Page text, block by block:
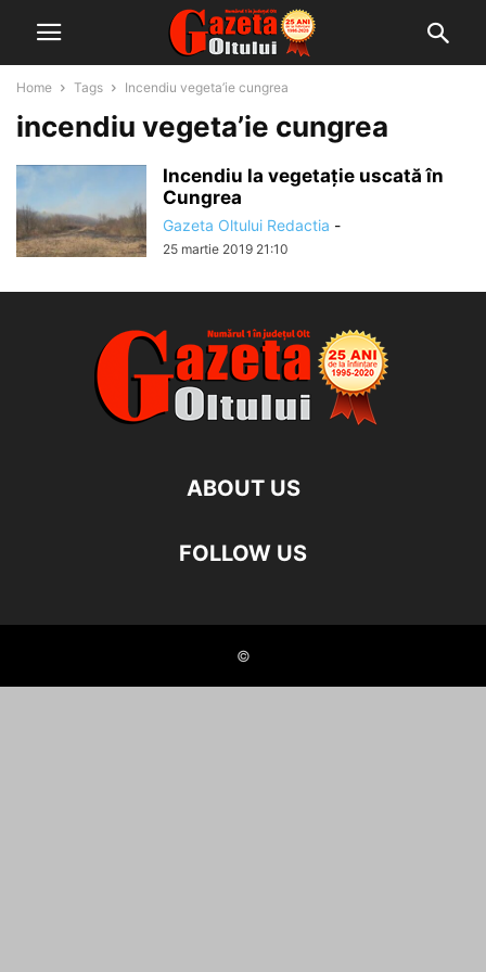
Home Tags Incendiu vegeta’ie cungrea
incendiu vegeta’ie cungrea
Incendiu la vegetație uscată în
Cungrea
Gazeta Oltului Redactia -
25 martie 2019 21:10
ABOUT US
FOLLOW US
©